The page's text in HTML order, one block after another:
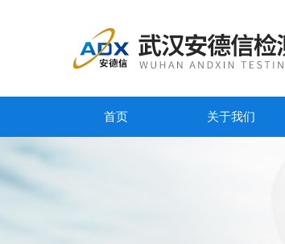
首页 关于我们